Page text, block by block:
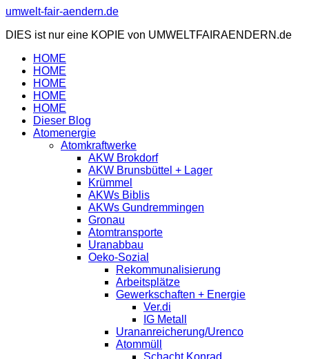
Zum
springen
umwelt-fair-aendern.de
DIES ist nur eine KOPIE von UMWELTFAIRAENDERN.de
HOME
HOME
HOME
HOME
HOME
Dieser Blog
Atomenergie
Atomkraftwerke
AKW Brokdorf
AKW Brunsbüttel + Lager
Krümmel
AKWs Biblis
AKWs Gundremmingen
Gronau
Atomtransporte
Uranabbau
Oeko-Sozial
Rekommunalisierung
Arbeitsplätze
Gewerkschaften + Energie
Ver.di
IG Metall
Urananreicherung/Urenco
Atommüll
Schacht Konrad